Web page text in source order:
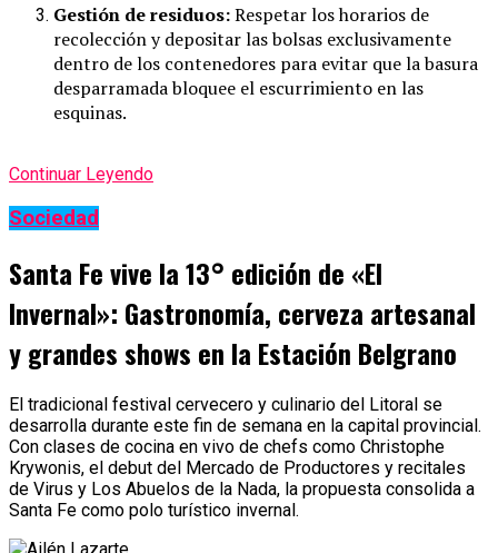
Gestión de residuos:Respetar los horarios de
recolección y depositar las bolsas exclusivamente
dentro de los contenedores para evitar que la basura
desparramada bloquee el escurrimiento en las
esquinas.
Continuar Leyendo
Sociedad
Santa Fe vive la 13° edición de «El
Invernal»: Gastronomía, cerveza artesanal
y grandes shows en la Estación Belgrano
El tradicional festival cervecero y culinario del Litoral se
desarrolla durante este fin de semana en la capital provincial.
Con clases de cocina en vivo de chefs como Christophe
Krywonis, el debut del Mercado de Productores y recitales
de Virus y Los Abuelos de la Nada, la propuesta consolida a
Santa Fe como polo turístico invernal.